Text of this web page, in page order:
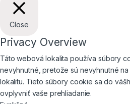
Close
Privacy Overview
Táto webová lokalita používa súbory
nevyhnutné, pretože sú nevyhnutné
lokalitu. Tieto súbory cookie sa do
ovplyvniť vaše prehliadanie.